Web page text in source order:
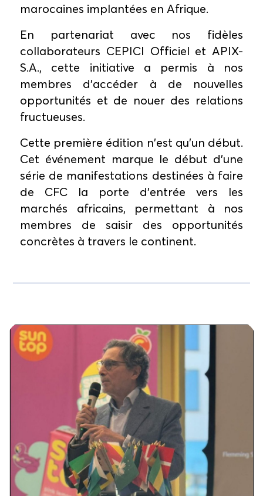
marocaines implantées en Afrique.
En partenariat avec nos fidèles
collaborateurs CEPICI Officiel et APIX-
S.A., cette initiative a permis à nos
membres d'accéder à de nouvelles
opportunités et de nouer des relations
fructueuses.
Cette première édition n'est qu'un début.
Cet événement marque le début d'une
série de manifestations destinées à faire
de CFC la porte d'entrée vers les
marchés africains, permettant à nos
membres de saisir des opportunités
concrètes à travers le continent.